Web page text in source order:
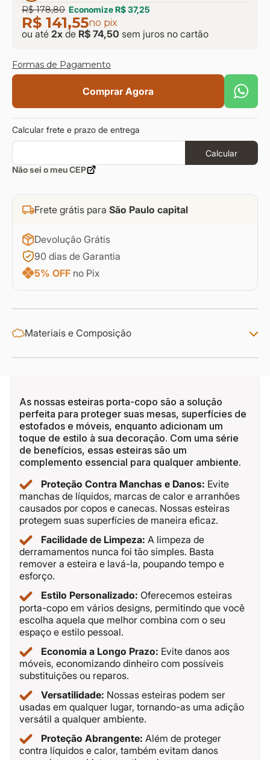
R$ 178,80 EconomizeR$ 37,25
R$ 141,55no pix
ou até 2x de R$ 74,50 sem juros no cartão
Formas de Pagamento
Comprar Agora
Calcular frete e prazo de entrega
Calcular
Não sei o meu CEP
Frete grátis para São Paulo capital
Devolução Grátis
90 dias de Garantia
5% OFF no Pix
Materiais e Composição
As nossas esteiras porta-copo são a solução
perfeita para proteger suas mesas, superfícies de
estofados e móveis, enquanto adicionam um
toque de estilo à sua decoração. Com uma série
de benefícios, essas esteiras são um
complemento essencial para qualquer ambiente.
Proteção Contra Manchas e Danos: Evite
manchas de líquidos, marcas de calor e arranhões
causados por copos e canecas. Nossas esteiras
protegem suas superfícies de maneira eficaz.
Facilidade de Limpeza: A limpeza de
derramamentos nunca foi tão simples. Basta
remover a esteira e lavá-la, poupando tempo e
esforço.
Estilo Personalizado: Oferecemos esteiras
porta-copo em vários designs, permitindo que você
escolha aquela que melhor combina com o seu
espaço e estilo pessoal.
Economia a Longo Prazo: Evite danos aos
móveis, economizando dinheiro com possíveis
substituições ou reparos.
Versatilidade: Nossas esteiras podem ser
usadas em qualquer lugar, tornando-as uma adição
versátil a qualquer ambiente.
Proteção Abrangente: Além de proteger
contra líquidos e calor, também evitam danos